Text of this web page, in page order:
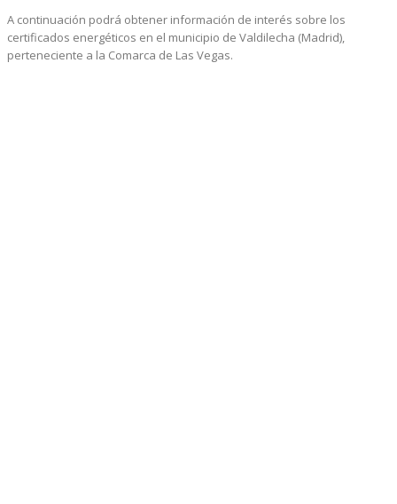
A continuación podrá obtener información de interés sobre los
certificados energéticos en el municipio de Valdilecha (Madrid),
perteneciente a la Comarca de Las Vegas.